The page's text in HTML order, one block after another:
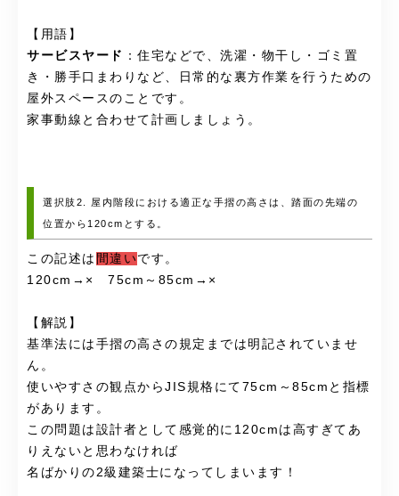
【用語】
サービスヤード ：住宅などで、洗濯・物干し・ゴミ置
き・勝手口まわりなど、日常的な裏方作業を行うための
屋外スペースのことです。
家事動線と合わせて計画しましょう。
選択肢2. 屋内階段における適正な手摺の高さは、踏面の先端の
位置から120cmとする。
この記述は 間違いです。
120cm→× 75cm～85cm→×
【解説】
基準法には手摺の高さの規定までは明記されていませ
ん。
使いやすさの観点からJIS規格にて75cm～85cmと指標
があります。
この問題は設計者として感覚的に120cmは高すぎてあ
りえないと思わなければ
名ばかりの2級建築士になってしまいます！